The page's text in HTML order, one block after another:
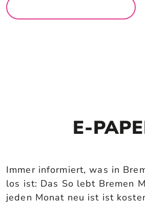
E-
Immer informiert, was in
los ist: Das So lebt Bremen
jeden Monat neu ist ist